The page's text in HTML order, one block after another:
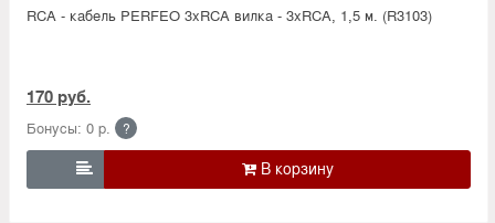
RCA - кабель PERFEO 3xRCA вилка - 3xRCA, 1,5 м. (R3103)
170 руб.
Бонусы: 0 р. ?
